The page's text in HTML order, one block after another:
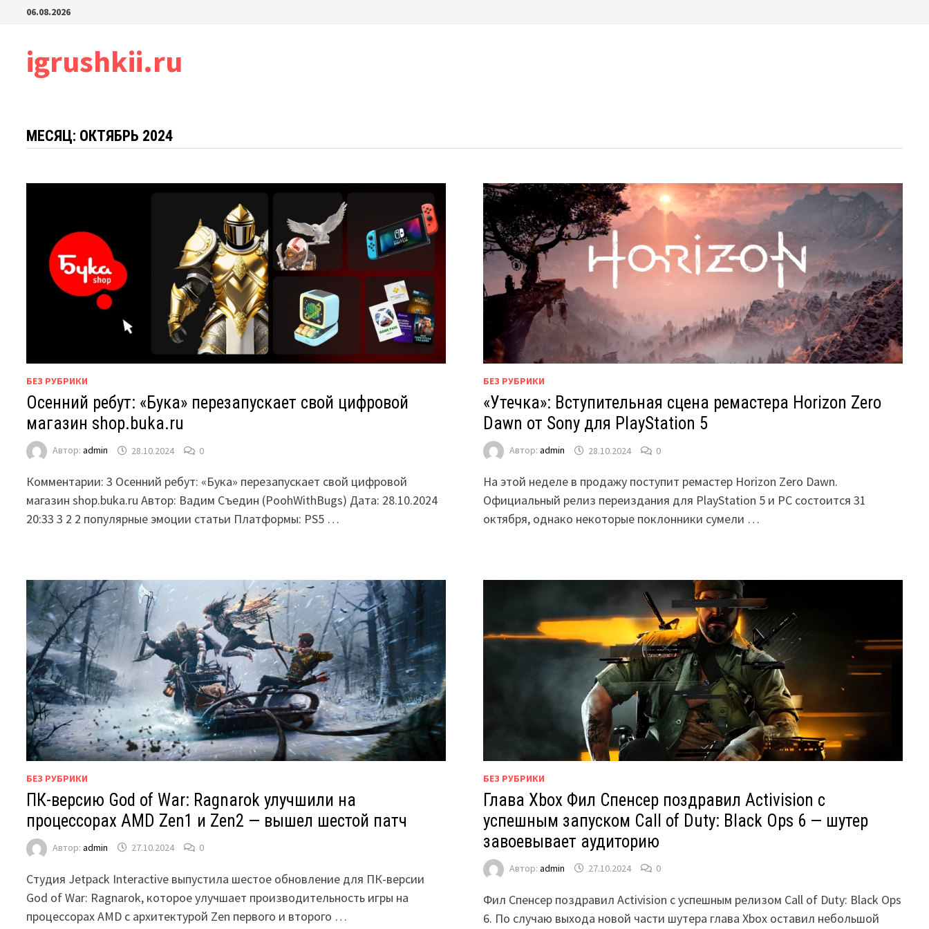
Перейти06.08.2026
igrushkii.ru
МЕСЯЦ: ОКТЯБРЬ 2024
БЕЗ РУБРИКИ
Осенний ребут: «Бука» перезапускает свой цифровой
магазин shop.buka.ru
Автор:admin 28.10.2024 0
Комментарии: 3 Осенний ребут: «Бука» перезапускает свой цифровой
магазин shop.buka.ru Автор: Вадим Съедин (PoohWithBugs) Дата: 28.10.2024
20:33 3 2 2 популярные эмоции статьи Платформы: PS5 …
БЕЗ РУБРИКИ
«Утечка»: Вступительная сцена ремастера Horizon Zero
Dawn от Sony для PlayStation 5
Автор:admin 28.10.2024 0
На этой неделе в продажу поступит ремастер Horizon Zero Dawn.
Официальный релиз переиздания для PlayStation 5 и PC состоится 31
октября, однако некоторые поклонники сумели …
БЕЗ РУБРИКИ
ПК-версию God of War: Ragnarok улучшили на
процессорах AMD Zen1 и Zen2 — вышел шестой патч
Автор:admin 27.10.2024 0
Студия Jetpack Interactive выпустила шестое обновление для ПК-версии
God of War: Ragnarok, которое улучшает производительность игры на
процессорах AMD с архитектурой Zen первого и второго …
БЕЗ РУБРИКИ
Глава Xbox Фил Спенсер поздравил Activision с
успешным запуском Call of Duty: Black Ops 6 — шутер
завоевывает аудиторию
Автор:admin 27.10.2024 0
Фил Спенсер поздравил Activision с успешным релизом Call of Duty: Black Ops
6. По случаю выхода новой части шутера глава Xbox оставил небольшой